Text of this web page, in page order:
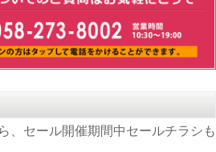
、セール開催期間中セールチラシも